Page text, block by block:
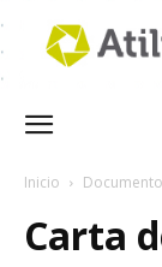
Inicio
Carta